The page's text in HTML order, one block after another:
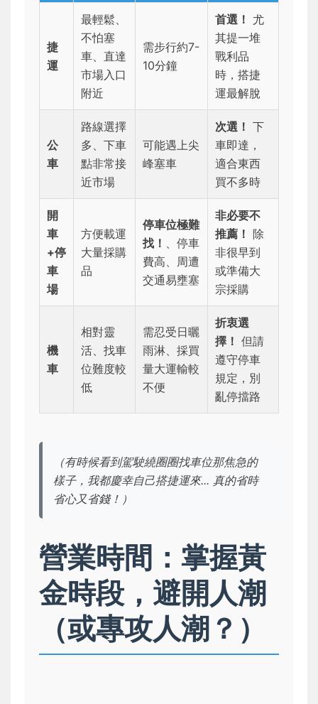
捷
運
最輕鬆、
不怕塞
車、直達
市場入口
附近
需步行約7-
10分鐘
首選！ 尤
其提一堆
戰利品
時，搭捷
運最解脫
公
車
路線選擇
多、下車
點非常接
近市場
可能遇上尖
峰塞車
次選！ 下
車即達，
適合東西
買不多時
開
車
+停
車
場
方便載運
大量採購
品
停車位極難
找！ 、停車
費高、周遭
交通易壅塞
非必要不
推薦！ 除
非很早到
或準備大
宗採購
機
車
相對靈
活、找車
位難度較
低
需忍受日曬
雨淋、採買
量大運輸較
不便
折衷選
擇！ 但請
遵守停車
規定，別
亂停擋路
（有時候看到駕駛繞圈圈找車位那焦急的
樣子，我都慶幸自己搭捷運來... 真的省時
省心又省錢！）
營業時間：掌握黃
金時段，避開人潮
（或專攻人潮？）